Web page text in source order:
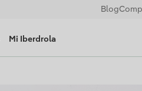
Blog
Mi Iberdrola